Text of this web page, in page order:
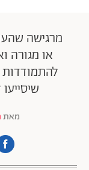
מרגישה
או מגורה
מאת